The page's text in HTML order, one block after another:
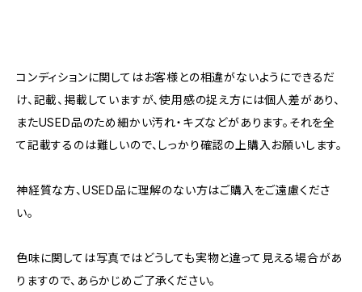
コンディションに関してはお客様との相違がないようにできるだ
け、記載、掲載していますが、使用感の捉え方には個人差があり、
またUSED品のため細かい汚れ・キズなどがあります。それを全
て記載するのは難しいので、しっかり確認の上購入お願いします。
神経質な方、USED品に理解のない方はご購入をご遠慮くださ
い。
色味に関しては写真ではどうしても実物と違って見える場合があ
りますので、あらかじめご了承ください。